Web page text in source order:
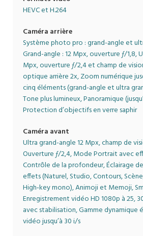
HEVC et H.264
Caméra arrière
Système photo pro : grand-angle et
Grand-angle : 12 Mpx, ouverture ƒ/1,8,
Mpx, ouverture ƒ/2,4 et champ de
optique arrière 2x, Zoom numérique
cinq éléments (grand-angle et ultra
Tone plus lumineux, Panoramique
Protection d’objectifs en verre saphir
Caméra avant
Ultra grand-angle 12 Mpx, champ de
Ouverture ƒ/2,4, Mode Portrait avec
Contrôle de la profondeur, Éclairage
effets (Naturel, Studio, Contours,
High‑key mono), Animoji et Memoji,
Enregistrement vidéo HD 1080p à 25,
avec stabilisation, Gamme dynamique
vidéo jusqu’à 30 i/s